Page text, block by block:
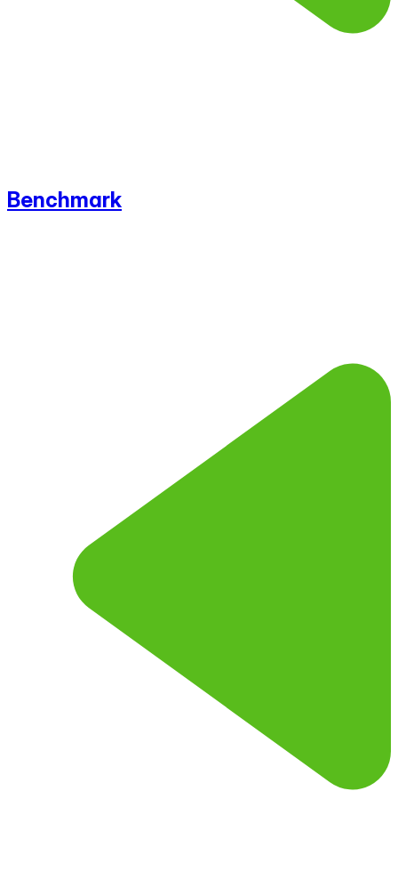
Benchmark